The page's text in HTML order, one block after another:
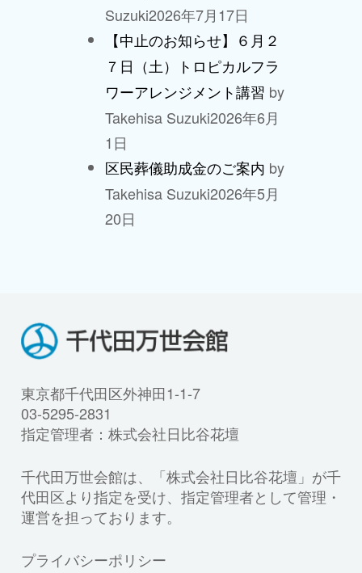
Suzuki2026年7月17日
【中止のお知らせ】６月２
７日（土）トロピカルフラ
ワーアレンジメント講習 by
Takehisa Suzuki2026年6月
1日
区民葬儀助成金のご案内 by
Takehisa Suzuki2026年5月
20日
東京都千代田区外神田1-1-7
03-5295-2831
指定管理者：株式会社日比谷花壇
千代田万世会館は、「株式会社日比谷花壇」が千
代田区より指定を受け、指定管理者として管理・
運営を担っております。
プライバシーポリシー